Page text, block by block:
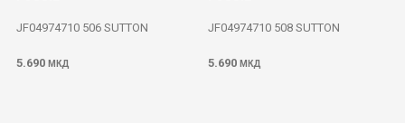
JF04974710 506 SUTTON
5.690 МКД
JF04974710 508 SUTTON
5.690 МКД